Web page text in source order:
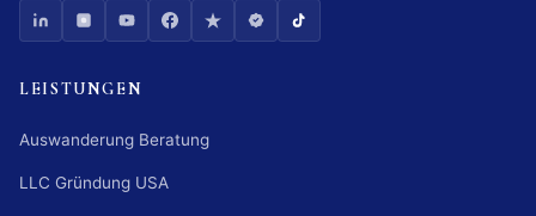
LEISTUNGEN
Auswanderung Beratung
LLC Gründung USA